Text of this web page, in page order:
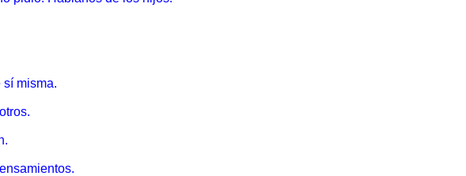
misma.